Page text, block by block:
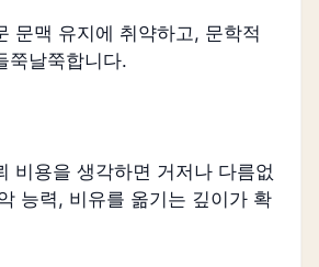
문맥 유지에 취약하고, 문학적
쭉날쭉합니다.
비용을 생각하면 거저나 다름없
능력, 비유를 옮기는 깊이가 확